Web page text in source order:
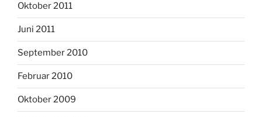
Oktober 2011
Juni 2011
September 2010
Februar 2010
Oktober 2009